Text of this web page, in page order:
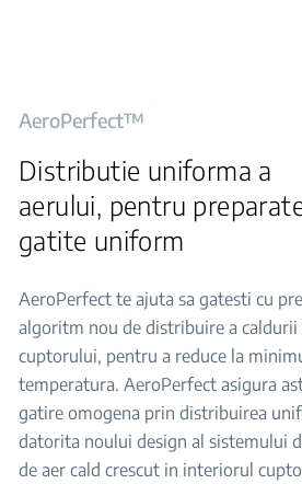
AeroPerfect™
Distributie uniforma a
aerului, pentru
gatite uniform
AeroPerfect te ajuta sa gatesti cu
algoritm nou de distribuire a caldurii
cuptorului, pentru a reduce la
temperatura. AeroPerfect asigura
gatire omogena prin distribuirea
datorita noului design al sistemului
de aer cald crescut in interiorul